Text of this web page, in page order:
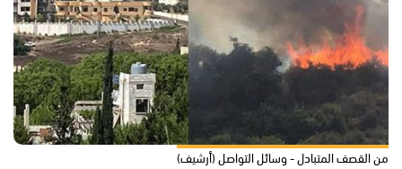
من القصف المتبادل - وسائل التواصل (أرشيف)